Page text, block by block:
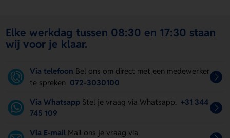
Elke werkdag tussen 08:30 en 17:30 staan
wij voor je klaar.
Via telefoon Bel ons om direct met een medewerker
te spreken 072-3030100
Via Whatsapp Stel je vraag via Whatsapp. +31 344
745 109
Via E-mail Mail ons je vraag via